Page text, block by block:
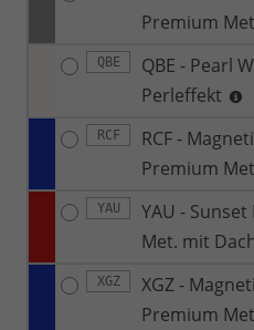
Premium
QBE
QBE - Pearl
Perleffekt
RCF
RCF -
Premium
YAU
YAU -
Met. mit
XGZ
XGZ -
Premium